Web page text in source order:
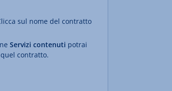
sul nome del contratto
Servizi contenuti potrai
contratto.